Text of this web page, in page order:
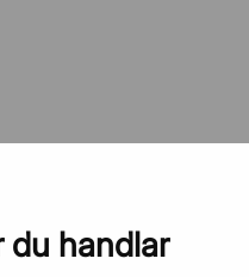
du handlar